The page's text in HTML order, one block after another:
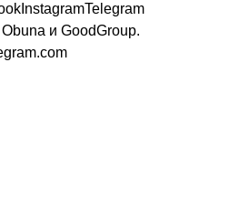
InstagramTelegram
Obuna и GoodGroup.